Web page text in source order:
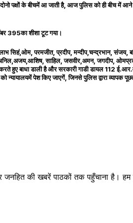
दोनो पक्षों के बीचमें आ जाती है, आज पुलिस को ही
395का शीशा टूट गया।
परमजीत, प्रदीप, मन्दीप,चन्द्रभान, संजय,
साहिल, जसवीर,अमन, जगदीप,
हुए बाधा डाली है और सरकारी गाडी डायल 112
न्यायालयमें पेश किए जाएगें, जिनसे पुलिस द्वारा व्यापक
की खबरें पाठकों तक पहुँचाना है। हम